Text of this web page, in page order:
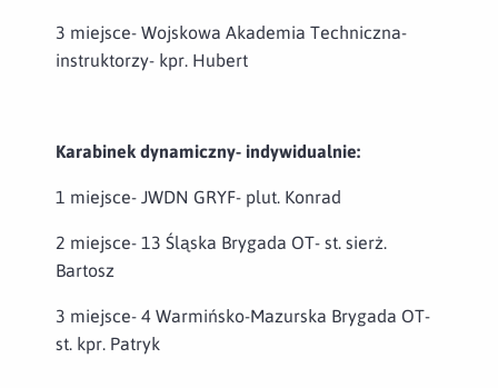
3 miejsce- Wojskowa Akademia Techniczna-
instruktorzy- kpr. Hubert
Karabinek dynamiczny- indywidualnie:
1 miejsce- JWDN GRYF- plut. Konrad
2 miejsce- 13 Śląska Brygada OT- st. sierż.
Bartosz
3 miejsce- 4 Warmińsko-Mazurska Brygada OT-
st. kpr. Patryk